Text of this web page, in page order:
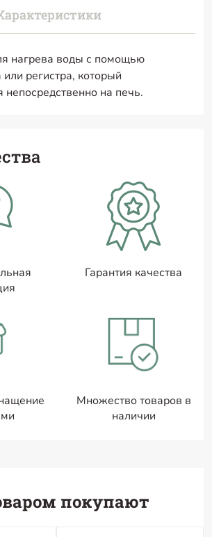
нагрева воды с помощью
регистра, который
непосредственно на печь.
Гарантия качества
Множество товаров в
наличии
покупают